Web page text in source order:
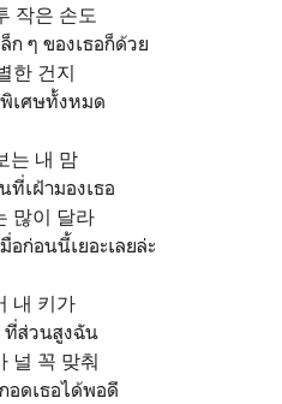
작은 손도
ก ๆ ของเธอก็ด้วย
한 건지
เศษทั้งหมด
는 내 맘
ที่เฝ้ามองเธอ
많이 달라
อก่อนนี้เยอะเลยล่ะ
내 키가
ที่ส่วนสูงฉัน
널 꼭 맞춰
อดเธอได้พอดี